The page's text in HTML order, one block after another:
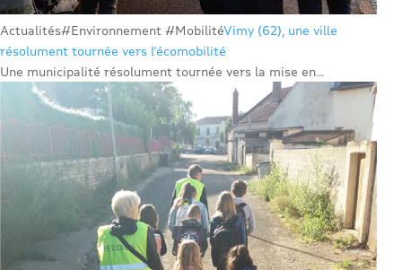
Actualités#Environnement #MobilitéVimy (62), une ville
résolument tournée vers l’écomobilité
Une municipalité résolument tournée vers la mise en...